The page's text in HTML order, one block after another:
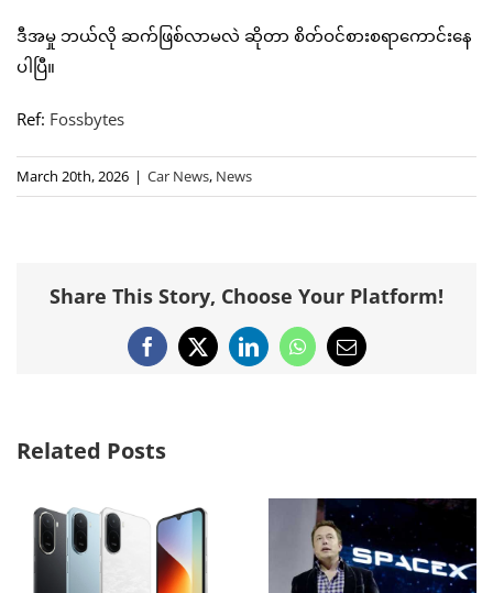
ဒီအမှု ဘယ်လို ဆက်ဖြစ်လာမလဲ ဆိုတာ စိတ်ဝင်စားစရာကောင်းနေ
ပါပြီ။
Ref: Fossbytes
March 20th, 2026 | Car News, News
Share This Story, Choose Your Platform!
Facebook
X LinkedInWhatsApp
Email
Related Posts